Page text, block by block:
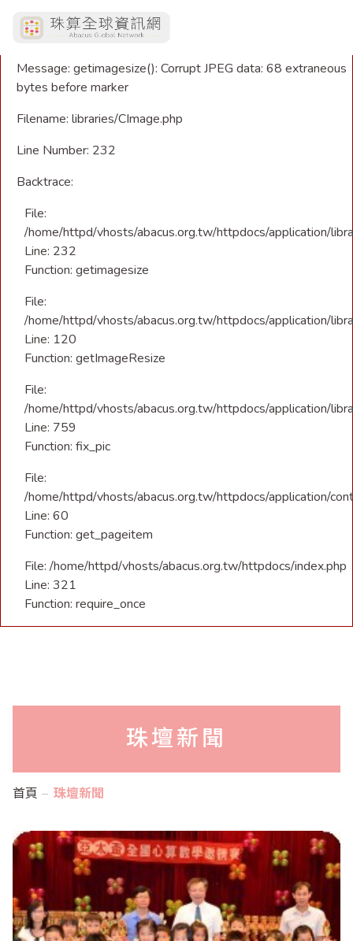
A PHP Error was encountered
Severity: Warning
Message: getimagesize(): Corrupt JPEG data: 68 extraneous
bytes before marker
Filename: libraries/CImage.php
Line Number: 232
Backtrace:
File:
/home/httpd/vhosts/abacus.org.tw/httpdocs/application/
Line: 232
Function: getimagesize
File:
/home/httpd/vhosts/abacus.org.tw/httpdocs/application/
Line: 120
Function: getImageResize
File:
/home/httpd/vhosts/abacus.org.tw/httpdocs/application/
Line: 759
Function: fix_pic
File:
/home/httpd/vhosts/abacus.org.tw/httpdocs/application/
Line: 60
Function: get_pageitem
File: /home/httpd/vhosts/abacus.org.tw/httpdocs/index.php
Line: 321
Function: require_once
珠壇新聞
首頁 珠壇新聞